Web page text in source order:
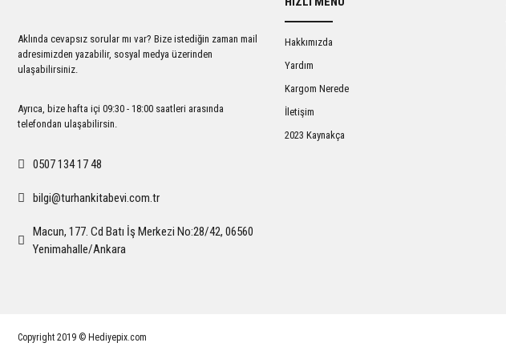
Ürün fiyatı diğer sitelerden daha pahalı.
Bu ürüne benzer farklı alternatifler olmalı.
Aklında cevapsız sorular mı var? Bize istediğin zaman mail
adresimizden yazabilir, sosyal medya üzerinden
ulaşabilirsiniz.
Ayrıca, bize hafta içi 09:30 - 18:00 saatleri arasında
telefondan ulaşabilirsin.
0507 134 17 48
bilgi@turhankitabevi.com.tr
Macun, 177. Cd Batı İş Merkezi No:28/42, 06560
Yenimahalle/Ankara
Hakkımızda
Yardım
Kargom Nerede
İletişim
2023 Kaynakça
Copyright 2019 © Hediyepix.com